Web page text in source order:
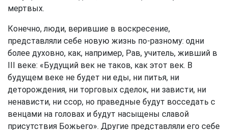
мертвых.
Конечно, люди, верившие в воскресение,
представляли себе новую жизнь по-разному: одни
более духовно, как, например, Рав, учитель, живший в
III веке: «Будущий век не таков, как этот век. В
будущем веке не будет ни еды, ни питья, ни
деторождения, ни торговых сделок, ни зависти, ни
ненависти, ни ссор, но праведные будут восседать с
венцами на головах и будут насыщены славой
присутствия Божьего». Другие представляли его себе